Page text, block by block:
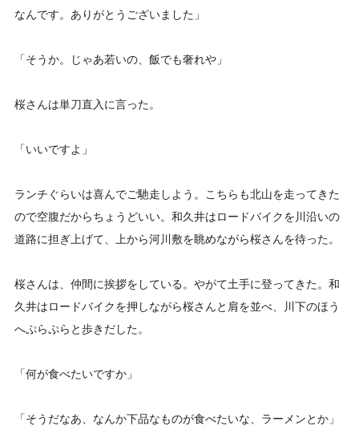
なんです。ありがとうございました」
「そうか。じゃあ若いの、飯でも奢れや」
桜さんは単刀直入に言った。
「いいですよ」
ランチぐらいは喜んでご馳走しよう。こちらも北山を走ってきた
ので空腹だからちょうどいい。和久井はロードバイクを川沿いの
道路に担ぎ上げて、上から河川敷を眺めながら桜さんを待った。
桜さんは、仲間に挨拶をしている。やがて土手に登ってきた。和
久井はロードバイクを押しながら桜さんと肩を並べ、川下のほう
へぷらぷらと歩きだした。
「何が食べたいですか」
「そうだなあ、なんか下品なものが食べたいな、ラーメンとか」